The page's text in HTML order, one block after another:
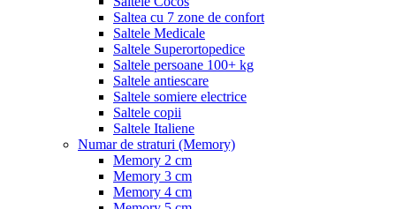
Saltea cu 7 zone de confort
Saltele Medicale
Saltele Superortopedice
Saltele persoane 100+ kg
Saltele antiescare
Saltele somiere electrice
Saltele copii
Saltele Italiene
Numar de straturi (Memory)
Memory 2 cm
Memory 3 cm
Memory 4 cm